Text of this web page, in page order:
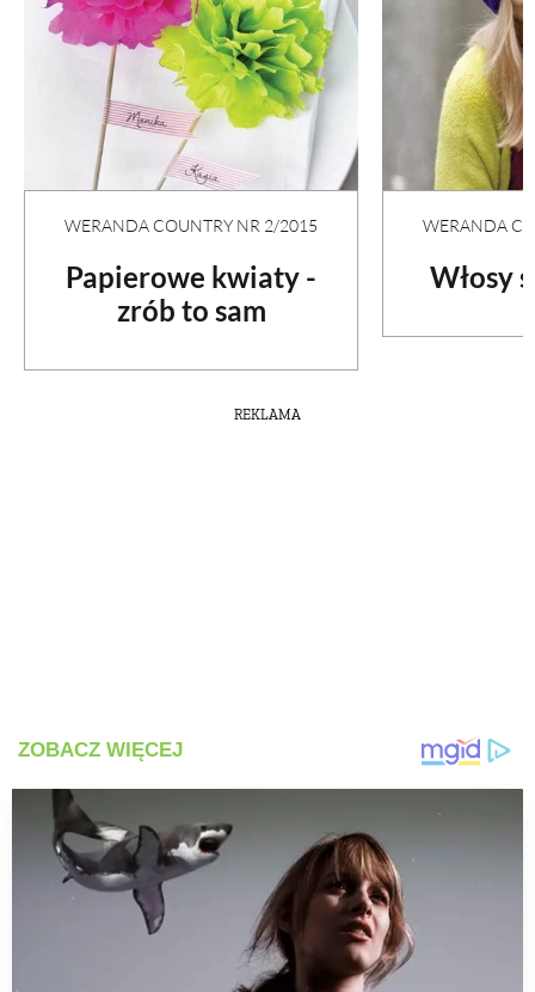
WERANDA COUNTRY NR 2/2015
Papierowe kwiaty -
zrób to sam
WERANDA
Włosy
REKLAMA